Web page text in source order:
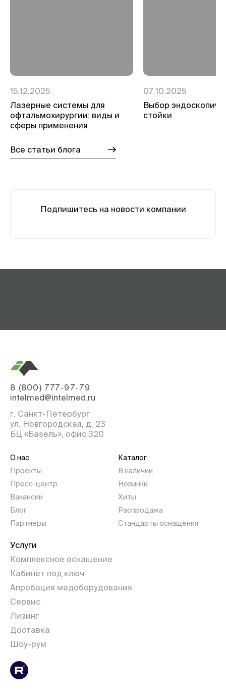
15.12.2025
Лазерные системы для
офтальмохирургии: виды и
сферы применения
07.10.2025
Выбор
стойки
Все статьи блога
Подпишитесь на новости компании
8 (800) 777-97-79
intelmed@intelmed.ru
г. Санкт-Петербург
ул. Новгородская, д. 23
БЦ «Базель», офис 320
О нас
Проекты
Пресс-центр
Вакансии
Блог
Партнеры
Каталог
В наличии
Новинки
Хиты
Распродажа
Стандарты оснащения
Услуги
Комплексное оснащение
Кабинет под ключ
Апробация медоборудования
Сервис
Лизинг
Доставка
Шоу-рум